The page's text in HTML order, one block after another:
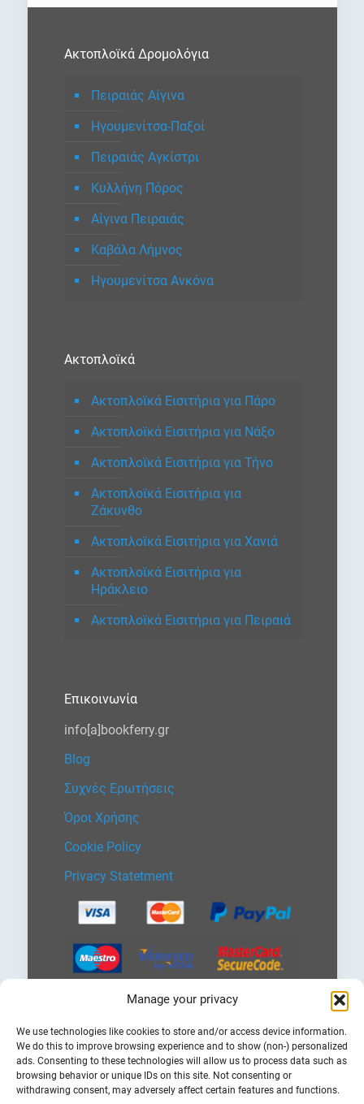
Manage your privacy
We use technologies like cookies to store and/or access device information.
We do this to improve browsing experience and to show (non-) personalized
ads. Consenting to these technologies will allow us to process data such as
browsing behavior or unique IDs on this site. Not consenting or
withdrawing consent, may adversely affect certain features and functions.
Ακτοπλοϊκά Δρομολόγια
Πειραιάς Αίγινα
Ηγουμενίτσα-Παξοί
Πειραιάς Αγκίστρι
Κυλλήνη Πόρος
Αίγινα Πειραιάς
Καβάλα Λήμνος
Ηγουμενίτσα Ανκόνα
Ακτοπλοϊκά
Ακτοπλοϊκά Εισιτήρια για Πάρο
Ακτοπλοϊκά Εισιτήρια για Νάξο
Ακτοπλοϊκά Εισιτήρια για Τήνο
Ακτοπλοϊκά Εισιτήρια για
Ζάκυνθο
Ακτοπλοϊκά Εισιτήρια για Χανιά
Ακτοπλοϊκά Εισιτήρια για
Ηράκλειο
Ακτοπλοϊκά Εισιτήρια για Πειραιά
Επικοινωνία
info[a]bookferry.gr
Blog
Συχνές Ερωτήσεις
Όροι Χρήσης
Cookie Policy
Privacy Statetment
μια
γλώσσα